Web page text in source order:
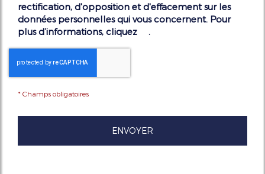
rectification, d'opposition et d'effacement sur les
données personnelles qui vous concernent. Pour
plus d’informations, cliquez
.
* Champs obligatoires